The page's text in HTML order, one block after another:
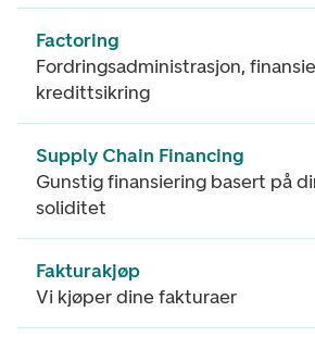
Factoring
Fordringsadministrasjon,
kredittsikring
Supply Chain Financing
Gunstig finansiering basert på
soliditet
Fakturakjøp
Vi kjøper dine fakturaer